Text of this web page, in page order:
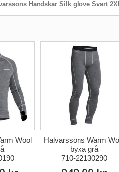
Handskar Silk glove Svart
Wool
Halvarssons Warm
byxa grå
710-22130290